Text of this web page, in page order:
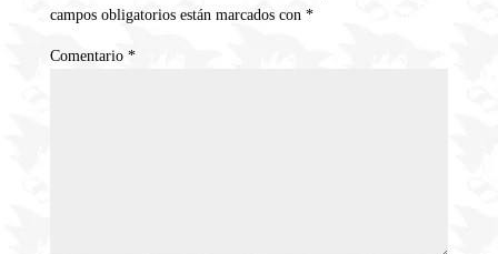
campos obligatorios están marcados con *
Comentario *